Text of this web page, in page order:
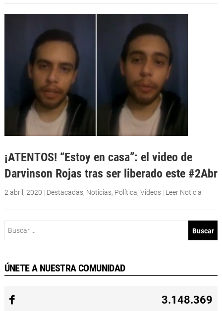
¡ATENTOS! “Estoy en casa”: el video de
Darvinson Rojas tras ser liberado este #2Abr
2 abril, 2020 | Destacadas, Noticias, Política, Videos | Leer Noticia
ÚNETE A NUESTRA COMUNIDAD
3.148.369